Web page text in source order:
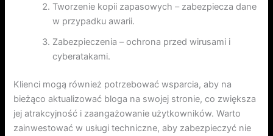
Tworzenie kopii zapasowych – zabezpiecza dane
w przypadku awarii.
Zabezpieczenia – ochrona przed wirusami i
cyberatakami.
Klienci mogą również potrzebować wsparcia, aby na
bieżąco aktualizować bloga na swojej stronie, co zwiększa
jej atrakcyjność i zaangażowanie użytkowników. Warto
zainwestować w usługi techniczne, aby zabezpieczyć nie